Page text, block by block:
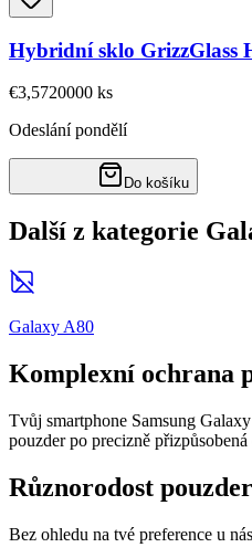
Hybridní sklo GrizzGlass
€3,5720000 ks
Odeslání pondělí
Do košíku
Další z kategorie
Galaxy A80
Komplexní ochrana
Tvůj smartphone Samsung
pouzder po precizně
Různorodost
Bez ohledu na tvé preference u